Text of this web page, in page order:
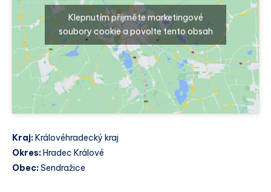
Klepnutím přijměte marketingové
soubory cookie a povolte tento obsah
Kraj: Královéhradecký kraj
Okres: Hradec Králové
Obec:Sendražice